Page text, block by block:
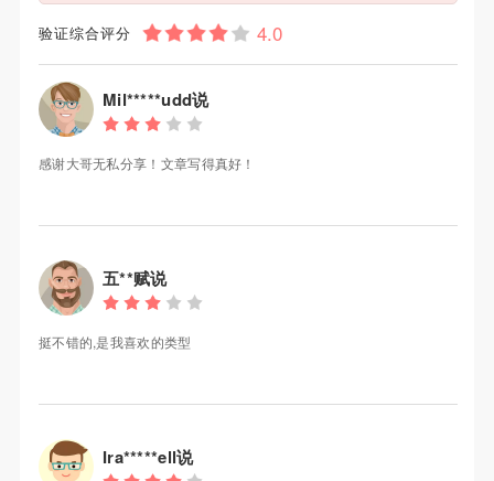
验证综合评分
Mil*****udd说
感谢大哥无私分享！文章写得真好！
五**赋说
挺不错的,是我喜欢的类型
Ira*****ell说